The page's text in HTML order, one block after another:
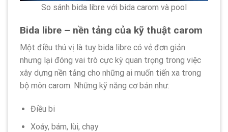
So sánh bida libre với bida carom và pool
Bida libre – nền tảng của kỹ thuật carom
Một điều thú vị là tuy bida libre có vẻ đơn giản
nhưng lại đóng vai trò cực kỳ quan trọng trong việc
xây dựng nền tảng cho những ai muốn tiến xa trong
bộ môn carom. Những kỹ năng cơ bản như:
Điều bi
Xoáy, bám, lùi, chạy